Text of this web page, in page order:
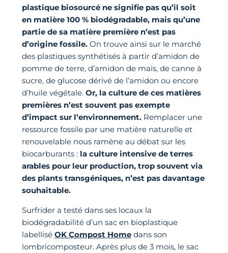
plastique biosourcé ne signifie pas qu’il soit
en matière 100 % biodégradable, mais qu’une
partie de sa matière première n’est pas
d’origine fossile.On trouve ainsi sur le marché
des plastiques synthétisés à partir d’amidon de
pomme de terre, d’amidon de maïs, de canne à
sucre, de glucose dérivé de l’amidon ou encore
d’huile végétale. Or, la culture de ces matières
premières n’est souvent pas exempte
d’impact sur l’environnement. Remplacer une
ressource fossile par une matière naturelle et
renouvelable nous ramène au débat sur les
biocarburants :la culture intensive de terres
arables pour leur production, trop souvent via
des plants transgéniques, n’est pas davantage
souhaitable.
Surfrider a testé dans ses locaux la
biodégradabilité d’un sac en bioplastique
labellisé OK Compost Homedans son
lombricomposteur. Après plus de 3 mois, le sac